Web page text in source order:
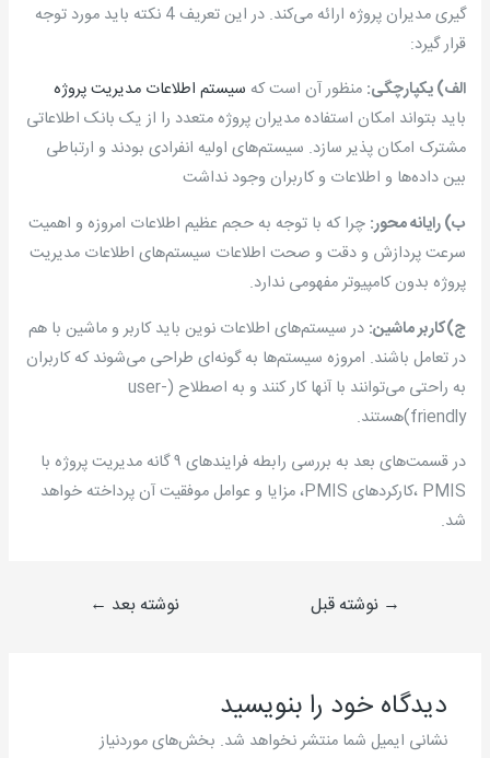
گیری مدیران پروژه ارائه می‌کند. در این تعریف 4 نکته باید مورد توجه
قرار گیرد:
الف) یکپارچگی: منظور آن است که سیستم اطلاعات مدیریت پروژه
باید بتواند امکان استفاده مدیران پروژه متعدد را از یک بانک اطلاعاتی
مشترک امکان پذیر سازد. سیستم‌های اولیه انفرادی بودند و ارتباطی
بین داده‌ها و اطلاعات و کاربران وجود نداشت
ب) رایانه محور: چرا که با توجه به حجم عظیم اطلاعات امروزه و اهمیت
سرعت پردازش و دقت و صحت اطلاعات سیستم‌های اطلاعات مدیریت
پروژه بدون کامپیوتر مفهومی ندارد.
ج)كاربر ماشين: در سیستم‌های اطلاعات نوین باید کاربر و ماشین با هم
در تعامل باشند. امروزه سیستم‌ها به گونه‌ای طراحی می‌شوند که کاربران
به راحتی می‌توانند با آنها کار کنند و به اصطلاح (user-
friendly)هستند.
در قسمت‌های بعد به بررسی رابطه فرایندهای ۹ گانه مدیریت پروژه با
PMIS ،کارکردهای PMIS، مزایا و عوامل موفقیت آن پرداخته خواهد
شد.
→ نوشته قبل نوشته بعد ←
دیدگاه‌ خود را بنویسید
نشانی ایمیل شما منتشر نخواهد شد. بخش‌های موردنیاز